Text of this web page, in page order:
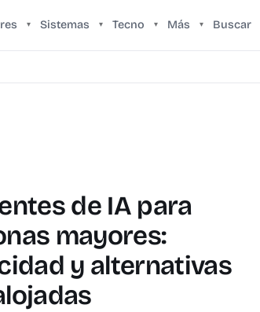
▾ Sistemas ▾ Tecno ▾ Más ▾ Buscar
de IA para
mayores:
y alternativas